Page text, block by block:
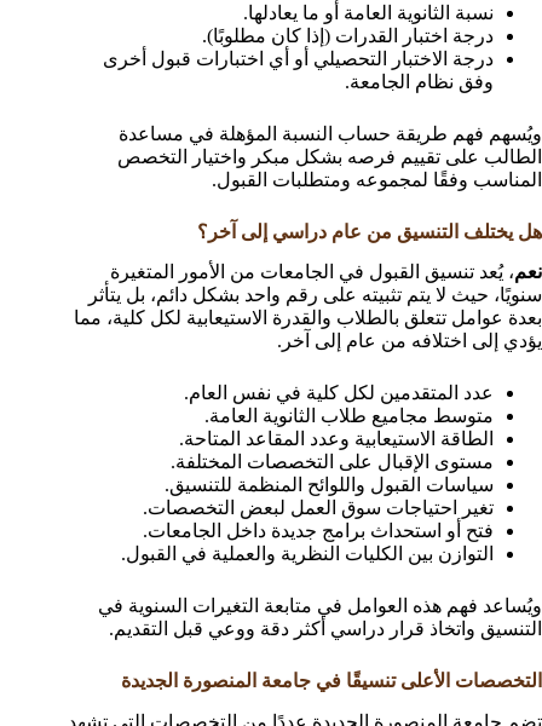
نسبة الثانوية العامة أو ما يعادلها.
درجة اختبار القدرات (إذا كان مطلوبًا).
درجة الاختبار التحصيلي أو أي اختبارات قبول أخرى
وفق نظام الجامعة.
ويُسهم فهم طريقة حساب النسبة المؤهلة في مساعدة
الطالب على تقييم فرصه بشكل مبكر واختيار التخصص
المناسب وفقًا لمجموعه ومتطلبات القبول.
هل يختلف التنسيق من عام دراسي إلى آخر؟
نعم، يُعد تنسيق القبول في الجامعات من الأمور المتغيرة
سنويًا، حيث لا يتم تثبيته على رقم واحد بشكل دائم، بل يتأثر
بعدة عوامل تتعلق بالطلاب والقدرة الاستيعابية لكل كلية، مما
يؤدي إلى اختلافه من عام إلى آخر.
عدد المتقدمين لكل كلية في نفس العام.
متوسط مجاميع طلاب الثانوية العامة.
الطاقة الاستيعابية وعدد المقاعد المتاحة.
مستوى الإقبال على التخصصات المختلفة.
سياسات القبول واللوائح المنظمة للتنسيق.
تغير احتياجات سوق العمل لبعض التخصصات.
فتح أو استحداث برامج جديدة داخل الجامعات.
التوازن بين الكليات النظرية والعملية في القبول.
ويُساعد فهم هذه العوامل في متابعة التغيرات السنوية في
التنسيق واتخاذ قرار دراسي أكثر دقة ووعي قبل التقديم.
التخصصات الأعلى تنسيقًا في جامعة المنصورة الجديدة